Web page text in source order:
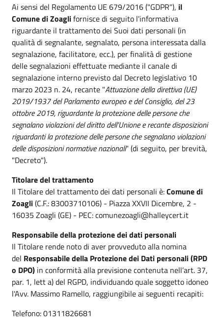
Ai sensi del Regolamento UE 679/2016 ("GDPR"), il
Comune di Zoaglifornisce di seguito l'informativa
riguardante il trattamento dei Suoi dati personali (in
qualità di segnalante, segnalato, persona interessata dalla
segnalazione, facilitatore, ecc.), per finalità di gestione
delle segnalazioni effettuate mediante il canale di
segnalazione interno previsto dal Decreto legislativo 10
marzo 2023 n. 24, recante "Attuazione della direttiva (UE)
2019/1937 del Parlamento europeo e del Consiglio, del 23
ottobre 2019, riguardante la protezione delle persone che
segnalano violazioni del diritto dell'Unione e recante disposizioni
riguardanti la protezione delle persone che segnalano violazioni
delle disposizioni normative nazionali" (di seguito, per brevità,
"Decreto").
Titolare del trattamento
Il Titolare del trattamento dei dati personali è:Comune di
Zoagli(C.F.: 83003710106) - Piazza XXVII Dicembre, 2 -
16035 Zoagli (GE) - PEC: comunezoagli@halleycert.it
Responsabile della protezione dei dati personali
Il Titolare rende noto di aver provveduto alla nomina
del Responsabile della Protezione dei Dati personali (RPD
o DPO) in conformità alla previsione contenuta nell’art. 37,
par. 1, lett a) del RGPD, individuando quale soggetto idoneo
l'Avv. Massimo Ramello, raggiungibile ai seguenti recapiti:
Telefono:01311826681